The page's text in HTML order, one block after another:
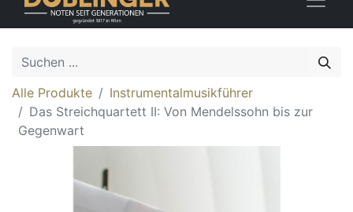
Alle Produkte
Instrumentalmusikführer
Das Streichquartett II: Von Mendelssohn bis zur
Gegenwart